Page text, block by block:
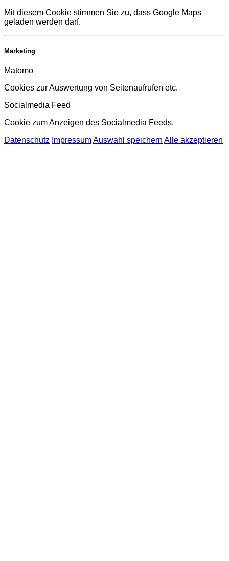
Mit diesem Cookie stimmen Sie zu, dass Google Maps
geladen werden darf.
Marketing
Matomo
Cookies zur Auswertung von Seitenaufrufen etc.
Socialmedia Feed
Cookie zum Anzeigen des Socialmedia Feeds.
Datenschutz ImpressumAuswahl speichern Alle akzeptieren